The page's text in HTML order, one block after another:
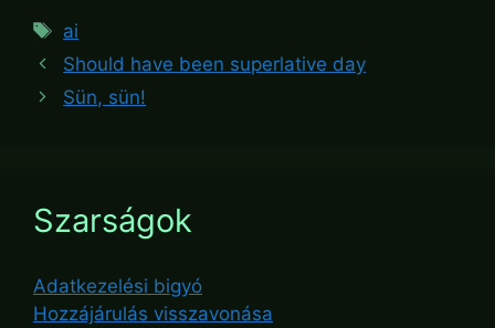
Tags
ai
Should have been superlative day
Sün, sün!
Szarságok
Adatkezelési bigyó
Hozzájárulás visszavonása